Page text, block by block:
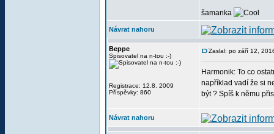
šamanka
Návrat nahoru
Beppe
Spisovatel na n-tou :-)
Registrace: 12.8. 2009
Příspěvky: 860
Zaslal: po září 12,
Harmonik: To co
například vadí že si
být ? Spíš k němu
Návrat nahoru